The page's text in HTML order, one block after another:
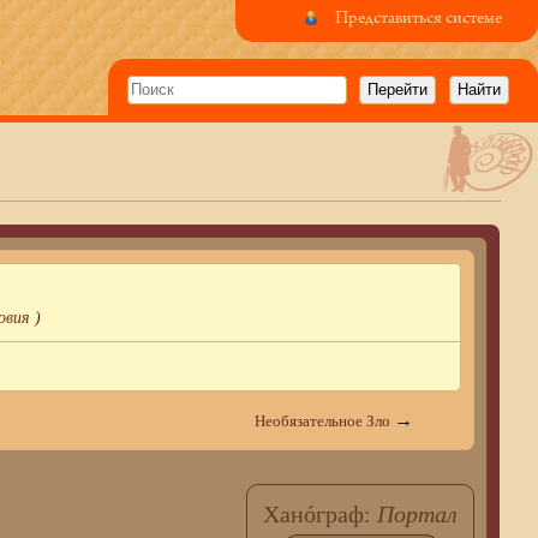
)
Необязательное Зло →
Ханóграф: Портал
Представиться системе